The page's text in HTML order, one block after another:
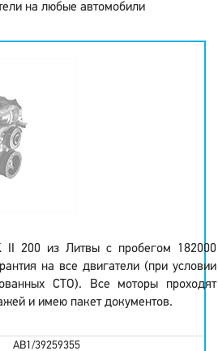
на любые автомобили
II 200 из Литвы с пробегом 182000
на все двигатели (при условии
СТО). Все моторы проходят
и имею пакет документов.
AB1/39259355